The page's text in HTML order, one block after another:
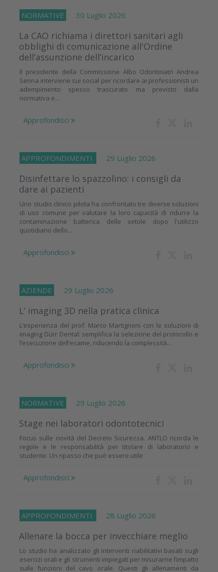
NORMATIVE 30 Luglio 2026
La CAO richiama i direttori sanitari agli
obblighi di comunicazione all'Ordine
dell’assunzione dell’incarico
Il presidente della Commissione Albo Odontoiatri Andrea
Senna interviene sui social per ricordare ai professionisti un
adempimento spesso trascurato ma previsto dalla
normativa e...
Approfondisci
APPROFONDIMENTI 29 Luglio 2026
Disinfettare lo spazzolino: i consigli da
dare ai pazienti
Uno studio clinico pilota ha confrontato tre diverse soluzioni
di uso comune per valutare la loro capacità di ridurre la
contaminazione batterica delle setole dopo l'utilizzo
quotidiano dello...
Approfondisci
AZIENDE 29 Luglio 2026
L’ imaging 3D nella pratica clinica
L’esperienza del prof. Marco Martignoni con le soluzioni di
imaging Dürr Dental: semplifica la selezione del protocollo e
l’esecuzione dell’esame, riducendo la complessità...
Approfondisci
NORMATIVE 29 Luglio 2026
Stage nei laboratori odontotecnici
Focus sulle novità del Decreto Sicurezza. ANTLO ricorda le
regole e le responsabilità per titolare di laboratorio e
studente. Un ripasso che può essere utile
Approfondisci
APPROFONDIMENTI 28 Luglio 2026
Allenare la bocca per invecchiare meglio
Lo studio ha analizzato gli interventi riabilitativi basati sugli
esercizi orali e gli strumenti impiegati per misurarne l’impatto
sulle funzioni del cavo orale. Questi gli allenamenti da